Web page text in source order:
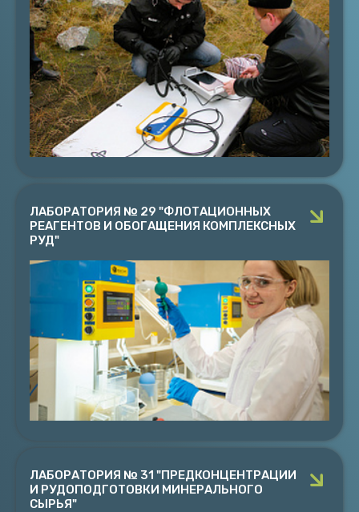
ЛАБОРАТОРИЯ № 27 "ГЕОФЛЮИДОМЕХАНИКИ"
Руководитель к.т.н. Калашник А.И.
Фундаментальные и прикладные комплексные
исследования и многоуровневый геомониторинг
гидротехнических сооружений горнодобывающих
предприятий
ПОДРОБНЕЕ
ЛАБОРАТОРИЯ № 29 "ФЛОТАЦИОННЫХ
РЕАГЕНТОВ И ОБОГАЩЕНИЯ КОМПЛЕКСНЫХ
РУД"
ЛАБОРАТОРИЯ № 29 "ФЛОТАЦИОННЫХ
РЕАГЕНТОВ И ОБОГАЩЕНИЯ КОМПЛЕКСНЫХ РУД"
Руководитель к.т.н. Митрофанова Г.В.
Лаборатория специализируется на флотационных
методах обогащения комплексных руд и техногенного
сырья, разработке новых реагентов-собирателей
ПОДРОБНЕЕ
ЛАБОРАТОРИЯ № 31 "ПРЕДКОНЦЕНТРАЦИИ
И РУДОПОДГОТОВКИ МИНЕРАЛЬНОГО
СЫРЬЯ"